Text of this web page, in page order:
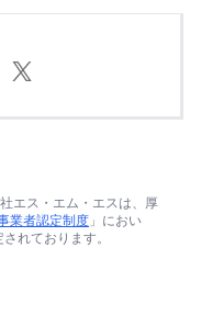
エス・エム・エスは、厚
業者認定制度」におい
れております。